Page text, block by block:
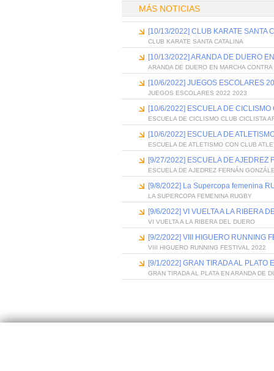
MÁS NOTICIAS
[10/13/2022] CLUB KARATE SANTA
CLUB KARATE SANTA CATALINA
[10/13/2022] ARANDA DE DUERO
ARANDA DE DUERO EN MARCHA
[10/6/2022] JUEGOS ESCOLARES
JUEGOS ESCOLARES 2022 2023
[10/6/2022] ESCUELA DE
ESCUELA DE CICLISMO CLUB CICLISTA
[10/6/2022] ESCUELA DE
ESCUELA DE ATLETISMO CON CLUB
[9/27/2022] ESCUELA DE AJEDREZ
ESCUELA DE AJEDREZ FERNÁN
[9/8/2022] La Supercopa femenina
LA SUPERCOPA FEMENINA RUGBY
[9/6/2022] VI VUELTA A LA RIBERA
VI VUELTA A LA RIBERA DEL DUERO
[9/2/2022] VIII HIGUERO RUNNING
VIII HIGUERO RUNNING FESTIVAL 2022
[9/1/2022] GRAN TIRADA AL PLATO
GRAN TIRADA AL PLATA EN ARANDA DE